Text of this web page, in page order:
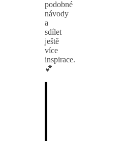
podobné
návody
a
sdílet
ještě
více
inspirace.
💕